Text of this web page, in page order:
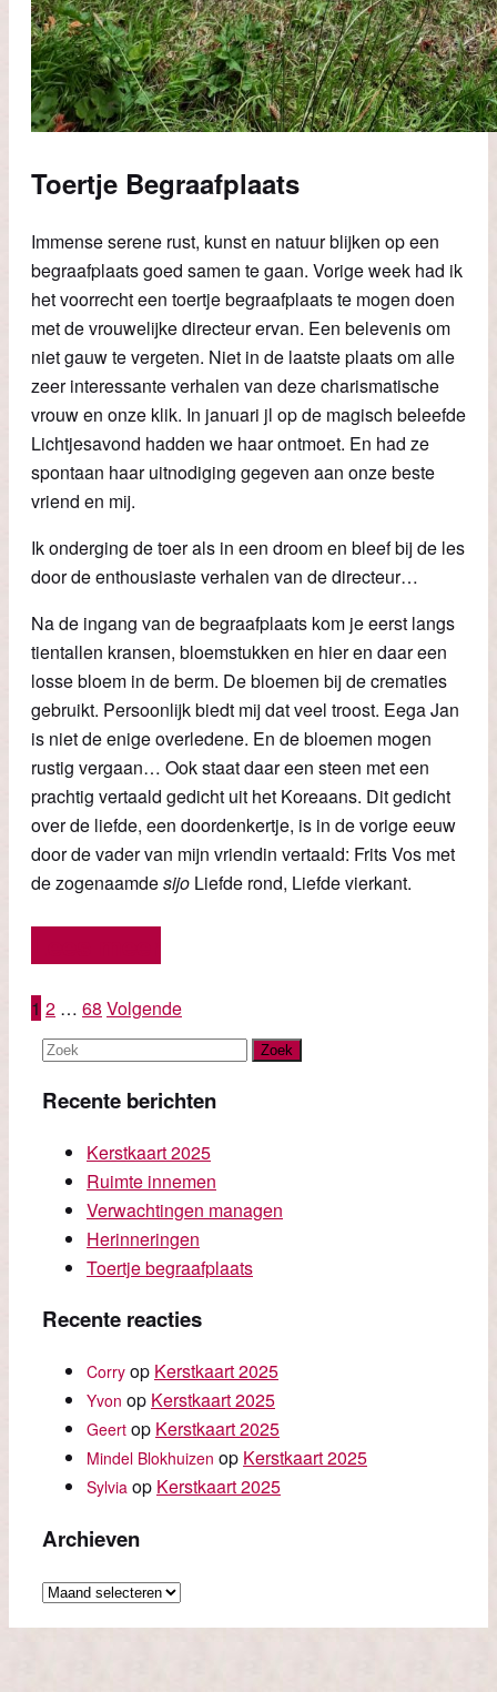
Toertje Begraafplaats
Immense serene rust, kunst en natuur blijken op een
begraafplaats goed samen te gaan. Vorige week had ik
het voorrecht een toertje begraafplaats te mogen doen
met de vrouwelijke directeur ervan. Een belevenis om
niet gauw te vergeten. Niet in de laatste plaats om alle
zeer interessante verhalen van deze charismatische
vrouw en onze klik. In januari jl op de magisch beleefde
Lichtjesavond hadden we haar ontmoet. En had ze
spontaan haar uitnodiging gegeven aan onze beste
vriend en mij.
Ik onderging de toer als in een droom en bleef bij de les
door de enthousiaste verhalen van de directeur…
Na de ingang van de begraafplaats kom je eerst langs
tientallen kransen, bloemstukken en hier en daar een
losse bloem in de berm. De bloemen bij de crematies
gebruikt. Persoonlijk biedt mij dat veel troost. Eega Jan
is niet de enige overledene. En de bloemen mogen
rustig vergaan… Ook staat daar een steen met een
prachtig vertaald gedicht uit het Koreaans. Dit gedicht
over de liefde, een doordenkertje, is in de vorige eeuw
door de vader van mijn vriendin vertaald: Frits Vos met
de zogenaamdesijo Liefde rond, Liefde vierkant.
Berichten
paginering
1 2 … 68 Volgende
Recente berichten
Kerstkaart 2025
Ruimte innemen
Verwachtingen managen
Herinneringen
Toertje begraafplaats
Recente reacties
Corry op Kerstkaart 2025
Yvon op Kerstkaart 2025
Geert op Kerstkaart 2025
Mindel Blokhuizen op Kerstkaart 2025
Sylvia op Kerstkaart 2025
Archieven
Archieven